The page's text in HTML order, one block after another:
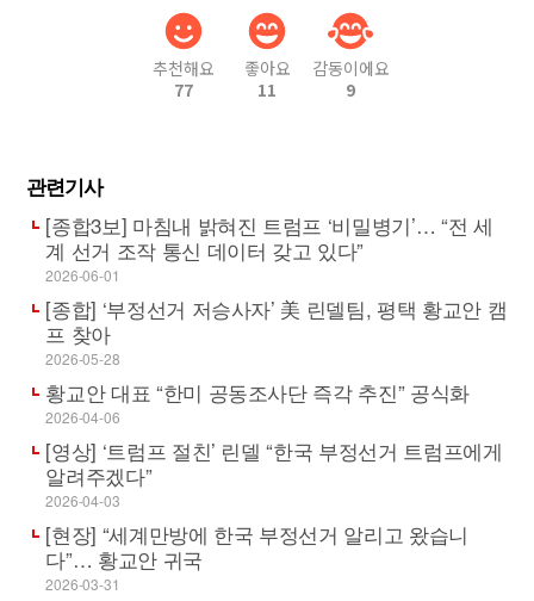
추천해요
77
좋아요
11
감동이에요
9
관련기사
[종합3보] 마침내 밝혀진 트럼프 ‘비밀병기’… “전 세
계 선거 조작 통신 데이터 갖고 있다”
2026-06-01
[종합] ‘부정선거 저승사자’ 美 린델팀, 평택 황교안 캠
프 찾아
2026-05-28
황교안 대표 “한미 공동조사단 즉각 추진” 공식화
2026-04-06
[영상] ‘트럼프 절친’ 린델 “한국 부정선거 트럼프에게
알려주겠다”
2026-04-03
[현장] “세계만방에 한국 부정선거 알리고 왔습니
다”… 황교안 귀국
2026-03-31